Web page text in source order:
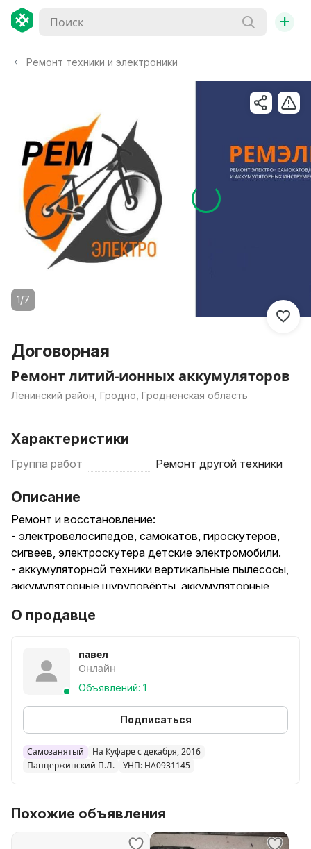
+
Ремонт техники и электроники
1/7
Договорная
Ремонт литий-ионных аккумуляторов
Ленинский район, Гродно, Гродненская область
Характеристики
Группа работ Ремонт другой техники
Описание
Ремонт и восстановление:
- электровелосипедов, самокатов, гироскутеров,
сигвеев, электроскутера детские электромобили.
- аккумуляторной техники вертикальные пылесосы,
аккумуляторные шуруповёрты, аккумуляторные
гайковерты и и.д.
- изготовление аккумуляторов
- диагностика.
О продавце
павел
Онлайн
Объявлений: 1
Подписаться
Самозанятый
На Куфаре с декабря, 2016
Панцержинский П.Л.
УНП: HA0931145
Похожие объявления